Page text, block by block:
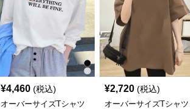
¥4,460 (税込)
オーバーサイズTシャツ
¥2,720 (税込)
オーバーサイズTシャツ